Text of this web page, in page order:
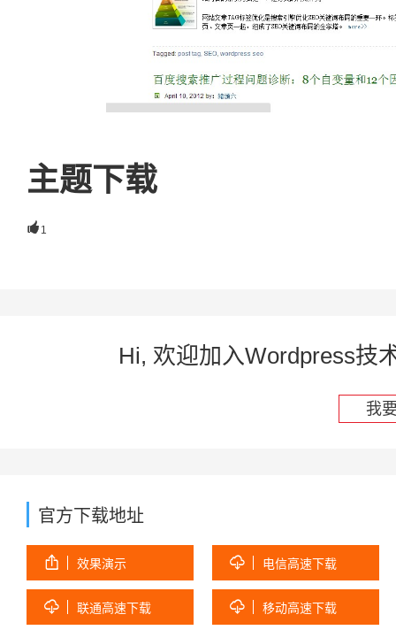
主题下载
 1
Hi, 欢迎加入Wordpress技
我
官方下载地址
 效果演示  电信高速下载
 联通高速下载  移动高速下载